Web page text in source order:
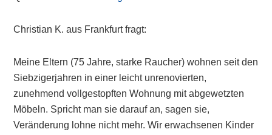
Christian K. aus Frankfurt fragt:
Meine Eltern (75 Jahre, starke Raucher) wohnen seit den
Siebzigerjahren in einer leicht unrenovierten,
zunehmend vollgestopften Wohnung mit abgewetzten
Möbeln. Spricht man sie darauf an, sagen sie,
Veränderung lohne nicht mehr. Wir erwachsenen Kinder